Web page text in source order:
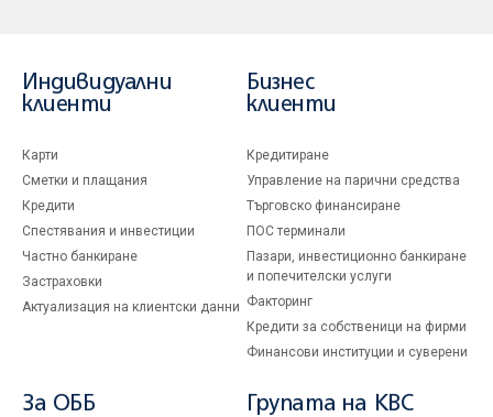
Индивидуални
клиенти
Карти
Сметки и плащания
Кредити
Спестявания и инвестиции
Частно банкиране
Застраховки
Актуализация на клиентски данни
Бизнес
клиенти
Кредитиране
Управление на парични средства
Търговско финансиране
ПОС терминали
Пазари, инвестиционно банкиране
и попечителски услуги
Факторинг
Кредити за собственици на фирми
Финансови институции и суверени
За ОББ Групата на KBC